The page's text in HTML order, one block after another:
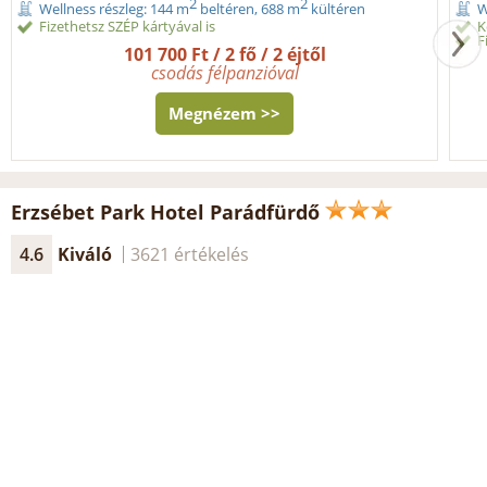
Wellness részleg: 144 m beltéren, 688 m
kültéren
Fizethetsz SZÉP kártyával is
101 700 Ft / 2 fő / 2 éjtől
csodás félpanzióval
Megnézem >>
Erzsébet Park Hotel Parádfürdő
4.6 Kiváló 3621 értékelés